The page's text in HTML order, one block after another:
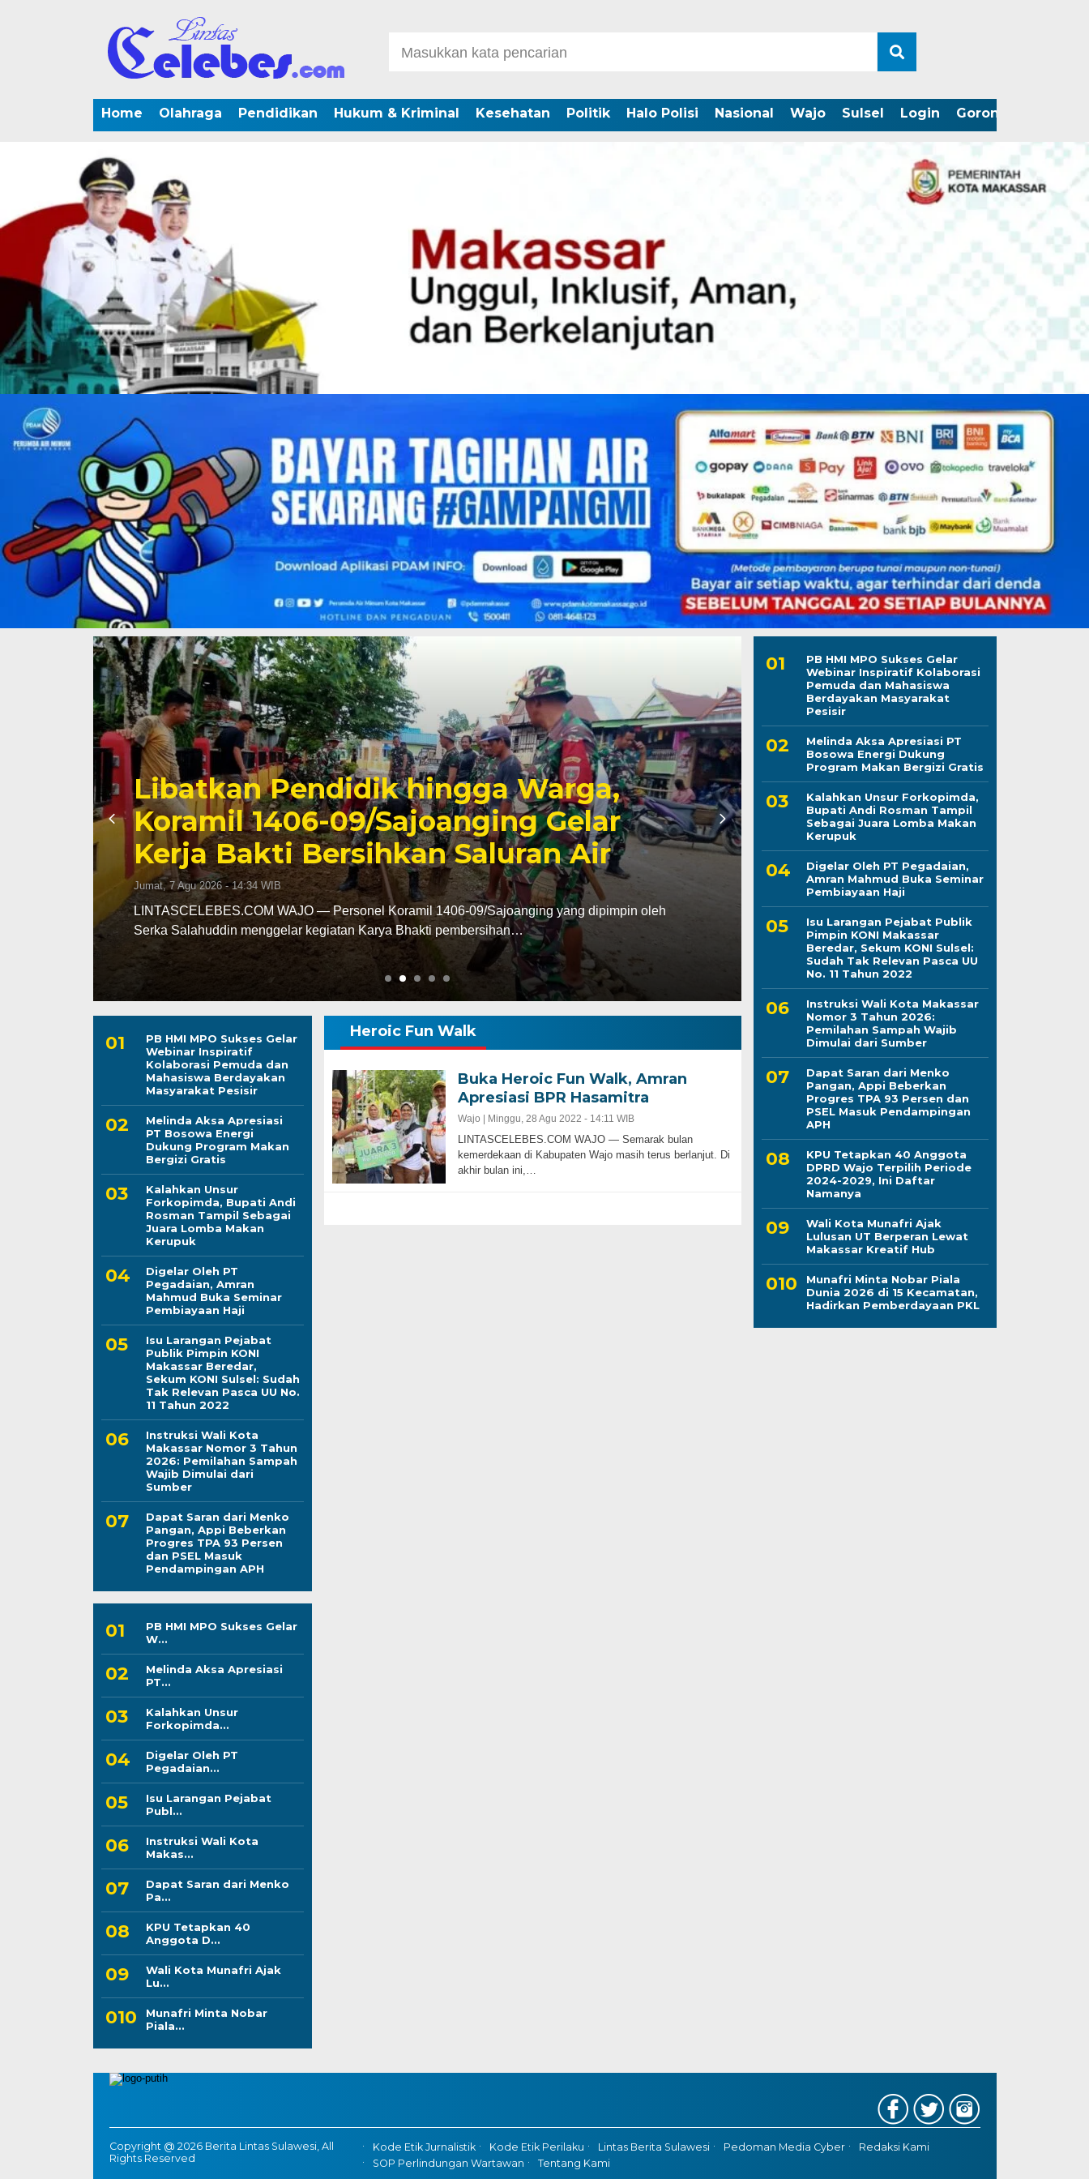
Home Olahraga Pendidikan Hukum & Kriminal Kesehatan Politik Halo Polisi Nasional Wajo Sulsel Login Gorontalo
Triwulan II 2026, Pendapatan Makassar
Capai 49 Persen, Surplus Rp130 Miliar
Jumat, 7 Agu 2026 - 13:24 WIB
LINTASCELEBES.COM MAKASSAR — Badan Pendapatan Daerah (Bapenda) Kota Makassar
mencatat kinerja pendapatan daerah pada triwulan II…
Kapolres Wajo
Maddukkelleng,
Mengabdi untuk
Jumat, 7 Agu 2026 - 08:42 WIB
LINTASCELEBES.COM WAJO — Mengawali tugas
Mahendrajaya menunjukkan penghormatan
PB HMI MPO Sukses Gelar
Webinar Inspiratif
Kolaborasi Pemuda dan
Mahasiswa Berdayakan
Masyarakat Pesisir
Melinda Aksa Apresiasi
PT Bosowa Energi
Dukung Program Makan
Bergizi Gratis
Kalahkan Unsur
Forkopimda, Bupati Andi
Rosman Tampil Sebagai
Juara Lomba Makan
Kerupuk
Digelar Oleh PT
Pegadaian, Amran
Mahmud Buka Seminar
Pembiayaan Haji
Isu Larangan Pejabat
Publik Pimpin KONI
Makassar Beredar,
Sekum KONI Sulsel: Sudah
Tak Relevan Pasca UU No.
11 Tahun 2022
Instruksi Wali Kota
Makassar Nomor 3 Tahun
2026: Pemilahan Sampah
Wajib Dimulai dari
Sumber
Dapat Saran dari Menko
Pangan, Appi Beberkan
Progres TPA 93 Persen
dan PSEL Masuk
Pendampingan APH
PB HMI MPO Sukses Gelar
W...
Melinda Aksa Apresiasi
PT...
Kalahkan Unsur
Forkopimda...
Digelar Oleh PT
Pegadaian...
Isu Larangan Pejabat
Publ...
Instruksi Wali Kota
Makas...
Dapat Saran dari Menko
Pa...
KPU Tetapkan 40
Anggota D...
Wali Kota Munafri Ajak
Lu...
Munafri Minta Nobar
Piala...
Heroic Fun Walk
Buka Heroic Fun Walk, Amran
Apresiasi BPR Hasamitra
Wajo | Minggu, 28 Agu 2022 - 14:11 WIB
LINTASCELEBES.COM WAJO — Semarak bulan
kemerdekaan di Kabupaten Wajo masih terus berlanjut. Di
akhir bulan ini,…
PB HMI MPO Sukses Gelar
Webinar Inspiratif Kolaborasi
Pemuda dan Mahasiswa
Berdayakan Masyarakat
Pesisir
Melinda Aksa Apresiasi PT
Bosowa Energi Dukung
Program Makan Bergizi Gratis
Kalahkan Unsur Forkopimda,
Bupati Andi Rosman Tampil
Sebagai Juara Lomba Makan
Kerupuk
Digelar Oleh PT Pegadaian,
Amran Mahmud Buka Seminar
Pembiayaan Haji
Isu Larangan Pejabat Publik
Pimpin KONI Makassar
Beredar, Sekum KONI Sulsel:
Sudah Tak Relevan Pasca UU
No. 11 Tahun 2022
Instruksi Wali Kota Makassar
Nomor 3 Tahun 2026:
Pemilahan Sampah Wajib
Dimulai dari Sumber
Dapat Saran dari Menko
Pangan, Appi Beberkan
Progres TPA 93 Persen dan
PSEL Masuk Pendampingan
APH
KPU Tetapkan 40 Anggota
DPRD Wajo Terpilih Periode
2024-2029, Ini Daftar
Namanya
Wali Kota Munafri Ajak
Lulusan UT Berperan Lewat
Makassar Kreatif Hub
Munafri Minta Nobar Piala
Dunia 2026 di 15 Kecamatan,
Hadirkan Pemberdayaan PKL
Copyright @ 2026 Berita Lintas Sulawesi, All
Rights Reserved
Kode Etik Jurnalistik Kode Etik Perilaku Lintas Berita Sulawesi Pedoman Media Cyber
Redaksi Kami
SOP Perlindungan Wartawan
Tentang Kami